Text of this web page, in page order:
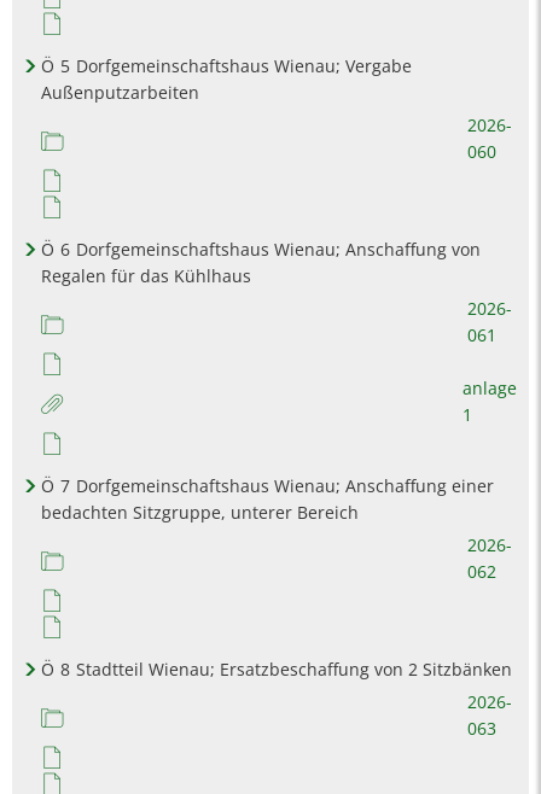
Ö 5 Dorfgemeinschaftshaus Wienau; Vergabe
Außenputzarbeiten
2026-
060
Ö 6 Dorfgemeinschaftshaus Wienau; Anschaffung von
Regalen für das Kühlhaus
2026-
061
anlage
1
Ö 7 Dorfgemeinschaftshaus Wienau; Anschaffung einer
bedachten Sitzgruppe, unterer Bereich
2026-
062
Ö 8 Stadtteil Wienau; Ersatzbeschaffung von 2 Sitzbänken
2026-
063